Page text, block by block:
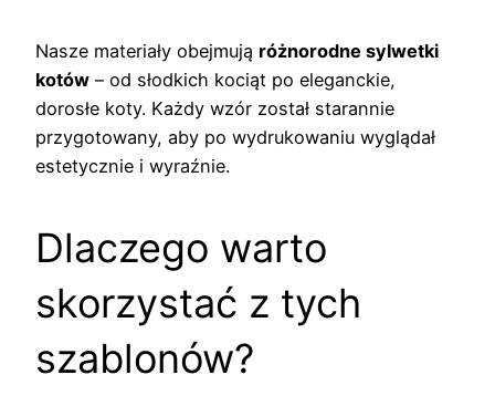
Nasze materiały obejmują różnorodne sylwetki
kotów – od słodkich kociąt po eleganckie,
dorosłe koty. Każdy wzór został starannie
przygotowany, aby po wydrukowaniu wyglądał
estetycznie i wyraźnie.
Dlaczego warto
skorzystać z tych
szablonów?